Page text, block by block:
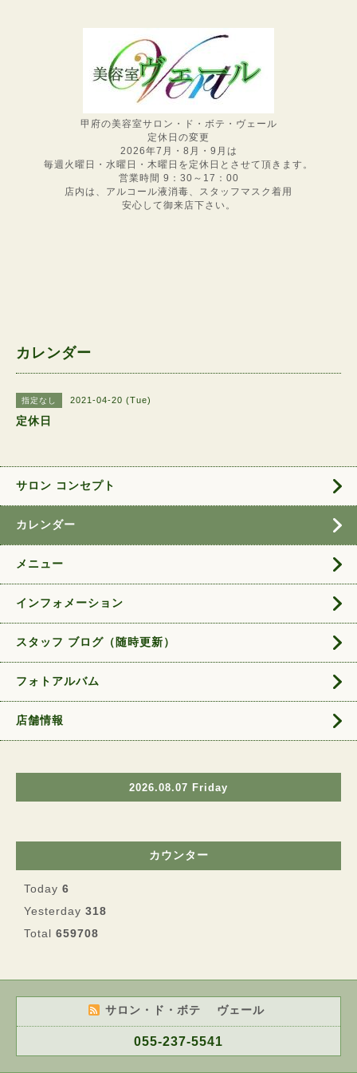
甲府の美容室サロン・ド・ボテ・ヴェール
定休日の変更
2026年7月・8月・9月は
毎週火曜日・水曜日・木曜日を定休日とさせて頂きます。
営業時間 9：30～17：00
店内は、アルコール液消毒、スタッフマスク着用
安心して御来店下さい。
カレンダー
指定なし 2021-04-20 (Tue)
定休日
サロン コンセプト
カレンダー
メニュー
インフォメーション
スタッフ ブログ（随時更新）
フォトアルバム
店舗情報
2026.08.07 Friday
カウンター
Today 6
Yesterday 318
Total 659708
サロン・ド・ボテ ヴェール
055-237-5541